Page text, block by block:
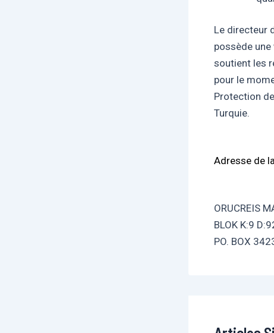
Le directeur
possède
soutient les
pour le
Protection
Turquie.
Adresse de
ORUCREIS
BLOK K:9
PO. BOX